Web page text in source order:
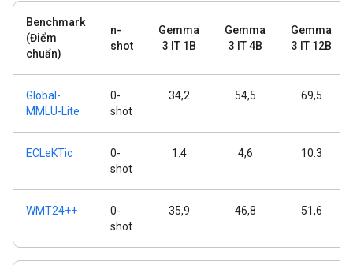
Benchmark
(Điểm
chuẩn)
n-
shot
Gemma
3 IT 1B
Gemma
3 IT 4B
Gemma
3 IT 12B
Global-
MMLU-Lite
0-
shot
34,2 54,5 69,5
ECLeKTic
0-
shot
1.4 4,6 10.3
WMT24++
0-
shot
35,9 46,8 51,6